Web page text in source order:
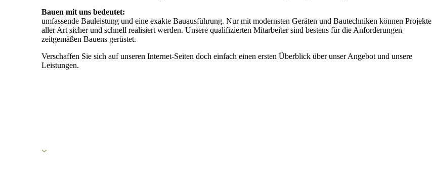
Bauen mit uns bedeutet:
umfassende Bauleistung und eine exakte Bauausführung. Nur mit modernsten Geräten und Bautechniken können Projekte
aller Art sicher und schnell realisiert werden. Unsere qualifizierten Mitarbeiter sind bestens für die Anforderungen
zeitgemäßen Bauens gerüstet.
Verschaffen Sie sich auf unseren Internet-Seiten doch einfach einen ersten Überblick über unser Angebot und unsere
Leistungen.